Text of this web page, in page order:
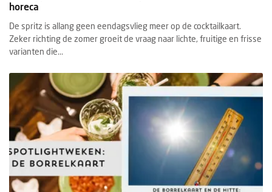
horeca
De spritz is allang geen eendagsvlieg meer op de cocktailkaart.
Zeker richting de zomer groeit de vraag naar lichte, fruitige en frisse
varianten die...